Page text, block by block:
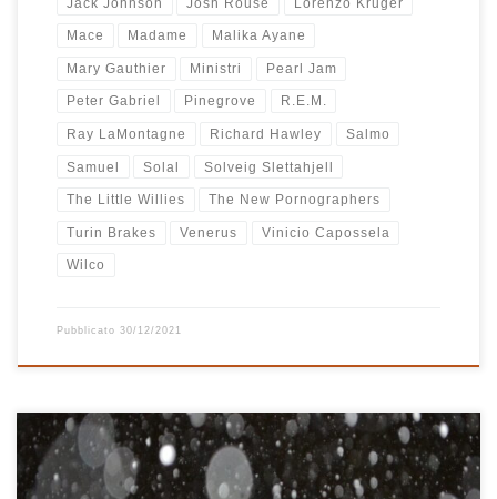
Mace Madame Malika Ayane
Mary Gauthier Ministri Pearl Jam
Peter Gabriel Pinegrove R.E.M.
Ray LaMontagne Richard Hawley Salmo
Samuel Solal Solveig Slettahjell
The Little Willies The New Pornographers
Turin Brakes Venerus Vinicio Capossela
Wilco
Pubblicato 30/12/2021